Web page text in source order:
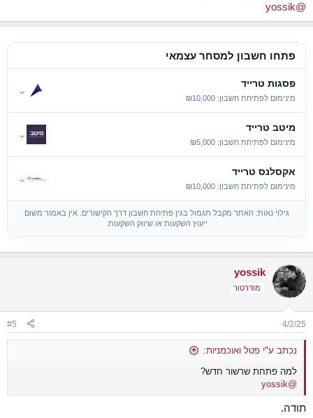
@yossik
פתחו חשבון למסחר עצמאי
פסגות טרייד
מינימום לפתיחת חשבון: ₪10,000
⌄
מיטב טרייד
מינימום לפתיחת חשבון: ₪5,000
⌄
אקסלנס טרייד
מינימום לפתיחת חשבון: ₪10,000
⌄
גילוי נאות: האתר מקבל תגמול בגין פתיחת חשבון דרך הקישורים. אין באמור משום
ייעוץ השקעות או שיווק השקעות.
yossik
מודרטור
4/2/25
#5
נכתב ע"י פטל ואוכמניות:
למה פתחת שרשור חדש?
@yossik
תודה.